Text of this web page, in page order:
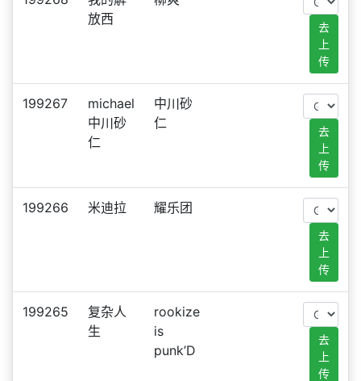
放西
去
上
传
199267
michael
中川砂
仁
中川砂
仁
去
上
传
199266 米迪拉 耀乐团
去
上
传
199265
复杂人
生
rookize
is
punk’D
去
上
传